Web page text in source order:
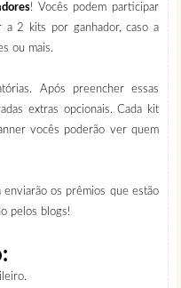
! Vocês podem participar
a 2 kits por ganhador, caso a
ou mais.
Após preencher essas
extras opcionais. Cada kit
vocês poderão ver quem
os prêmios que estão
pelos blogs!